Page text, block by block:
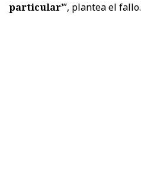
particular’”, plantea el fallo.